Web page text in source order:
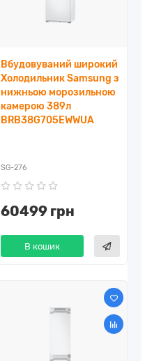
Вбудовуваний широкий
Холодильник Samsung з
нижньою морозильною
камерою 389л
BRB38G705EWWUA
SG-276
60499 грн
В кошик